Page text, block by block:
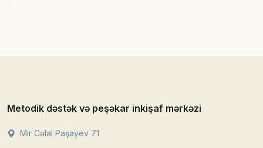
Metodik dəstək və peşəkar inkişaf mərkəzi
Mir Cəlal Paşayev 71